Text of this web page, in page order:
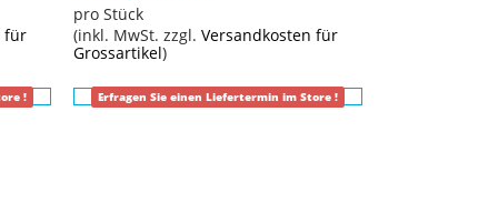
für
!
pro Stück
(inkl. MwSt. zzgl. Versandkosten für
Grossartikel)
Erfragen Sie einen Liefertermin im Store !